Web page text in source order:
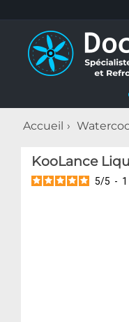
Accueil
KooLance
5/5 - 1